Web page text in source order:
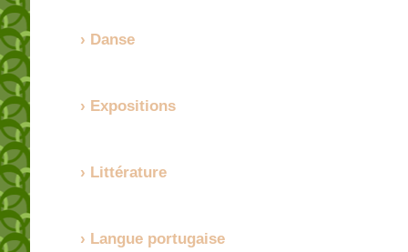
Danse
Expositions
Littérature
Langue portugaise